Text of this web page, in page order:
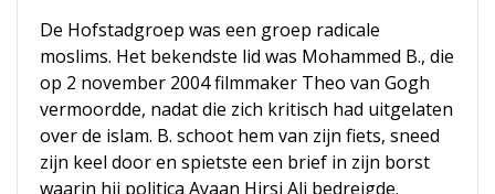
De Hofstadgroep was een groep radicale
moslims. Het bekendste lid was Mohammed B., die
op 2 november 2004 filmmaker Theo van Gogh
vermoordde, nadat die zich kritisch had uitgelaten
over de islam. B. schoot hem van zijn fiets, sneed
zijn keel door en spietste een brief in zijn borst
waarin hij politica Ayaan Hirsi Ali bedreigde.